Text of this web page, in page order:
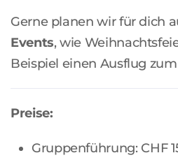
Gerne planen wir für dich
Events, wie
Beispiel einen Ausflug zum
Preise:
Gruppenführung: CHF